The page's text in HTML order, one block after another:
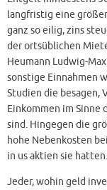
langfristig eine
ganz so eilig, zins
der ortsüblichen
Heumann Ludwig-
sonstige Einnahmen
Studien die besagen,
Einkommen im Sinne
sind. Hingegen die
hohe Nebenkosten
in us aktien sie hatten.
Jeder, wohin geld